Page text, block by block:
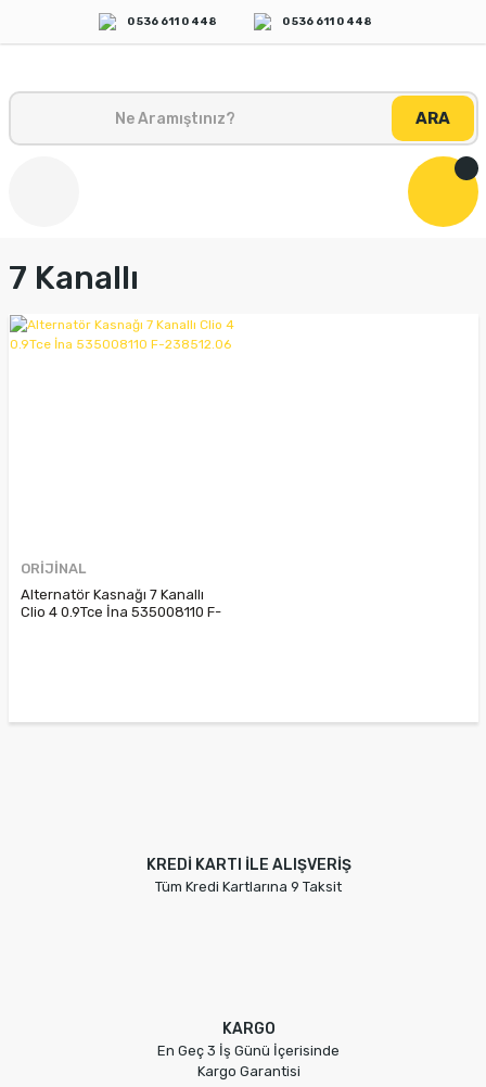
0 536 611 0 448 0 536 611 0 448
ARA
7 Kanallı
ORİJİNAL
Alternatör Kasnağı 7 Kanallı
Clio 4 0.9Tce İna 535008110 F-
KREDİ KARTI İLE ALIŞVERİŞ
Tüm Kredi Kartlarına 9 Taksit
KARGO
En Geç 3 İş Günü İçerisinde
Kargo Garantisi